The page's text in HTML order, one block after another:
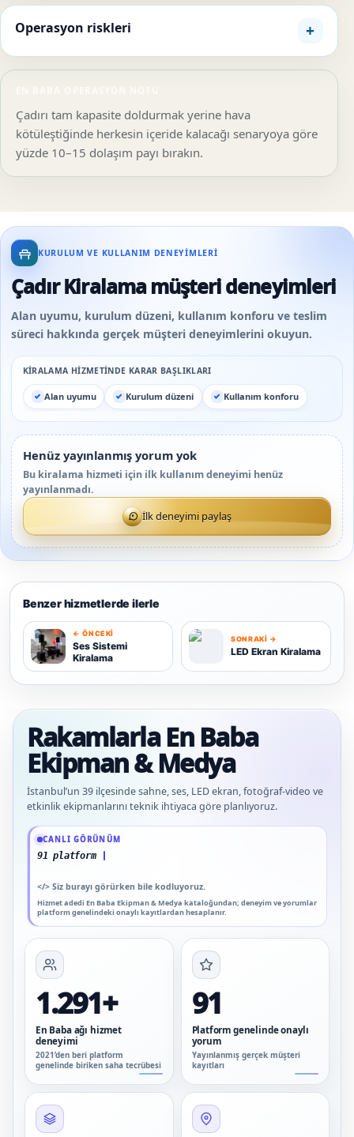
Operasyon riskleri
Çadırı tam kapasite doldurmak yerine hava
kötüleştiğinde herkesin içeride kalacağı senaryoya göre
yüzde 10–15 dolaşım payı bırakın.
KURULUM VE KULLANIM DENEYIMLERI
Çadır Kiralama müşteri deneyimleri
Alan uyumu, kurulum düzeni, kullanım konforu ve teslim
süreci hakkında gerçek müşteri deneyimlerini okuyun.
KIRALAMA HIZMETINDE KARAR BAŞLIKLARI
Alan uyumu Kurulum düzeni Kullanım konforu
Henüz yayınlanmış yorum yok
Bu kiralama hizmeti için ilk kullanım deneyimi henüz
yayınlanmadı.
İlk deneyimi paylaş
Benzer hizmetlerde ilerle
S
← ÖNCEKI
Ses Sistemi
Kiralama
SONRAKI →
LED Ekran Kiralama
Rakamlarla En Baba
Ekipman & Medya
İstanbul’un 39 ilçesinde sahne, ses, LED ekran, fotoğraf-video ve
etkinlik ekipmanlarını teknik ihtiyaca göre planlıyoruz.
CANLI GÖRÜNÜM
91 platform genelinde onaylı yorum
</> Siz burayı görürken bile kodluyoruz.
Hizmet adedi En Baba Ekipman & Medya kataloğundan; deneyim ve yorumlar
platform genelindeki onaylı kayıtlardan hesaplanır.
Güncel veriler: 1.291+ En Baba ağı hizmet deneyimi; 91 platform genelinde
1.291+
En Baba ağı hizmet
deneyimi
2021’den beri platform
genelinde biriken saha tecrübesi
91
Platform genelinde onaylı
yorum
Yayınlanmış gerçek müşteri
kayıtları